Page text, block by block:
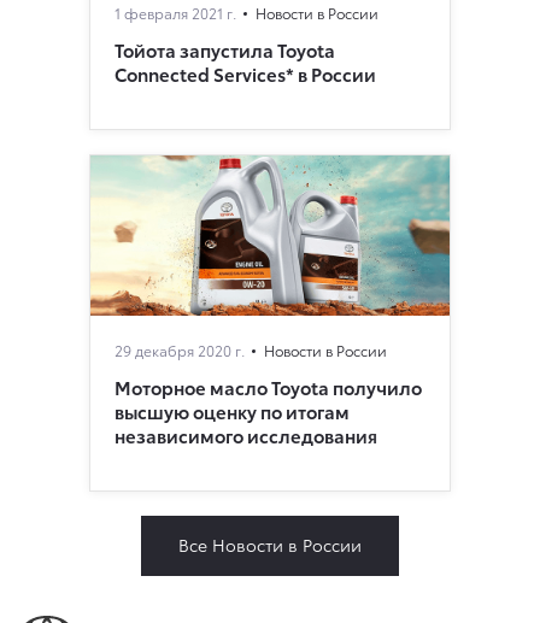
1 февраля 2021 г. Новости в России
Тойота запустила Toyota
Connected Services* в России
29 декабря 2020 г. Новости в России
Моторное масло Toyota получило
высшую оценку по итогам
независимого исследования
Все Новости в России